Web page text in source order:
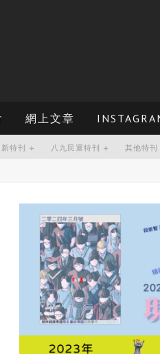
網上文章
特刊 八九民運特刊 其他特刊